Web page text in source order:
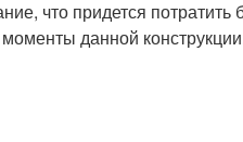
что придется
данной